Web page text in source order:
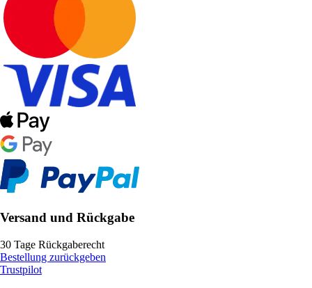
Versand und Rückgabe
30 Tage Rückgaberecht
Bestellung zurückgeben
Trustpilot